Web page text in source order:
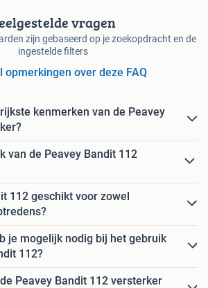
vragen
zijn gebaseerd op je zoekopdracht en de
ingestelde filters
opmerkingen over deze FAQ
kenmerken van de Peavey
van de Peavey Bandit 112
112 geschikt voor zowel
je mogelijk nodig bij het gebruik
112?
Peavey Bandit 112 versterker